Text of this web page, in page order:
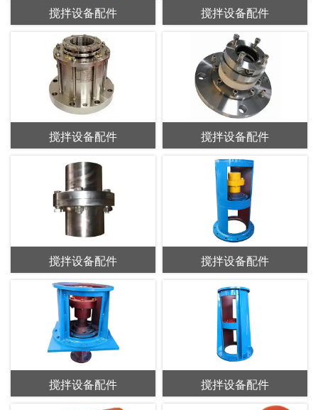
搅拌设备配件 搅拌设备配件
搅拌设备配件 搅拌设备配件
搅拌设备配件 搅拌设备配件
搅拌设备配件 搅拌设备配件